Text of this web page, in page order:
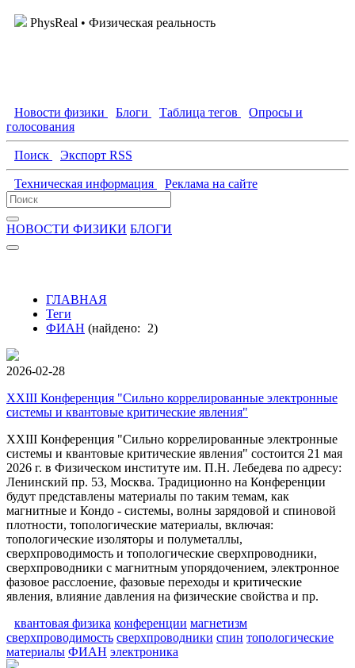
PhysReal • Физическая реальность
Новости физики Блоги Таблица тегов
Опросы и
голосования
Поиск Экспорт RSS
Техническая информация Реклама на сайте
НОВОСТИ ФИЗИКИ БЛОГИ
ГЛАВНАЯ
Теги
ФИАН (найдено: 2)
2026-02-28
XXIII Конференция "Сильно коррелированные электронные
системы и квантовые критические явления"
XXIII Конференция "Сильно коррелированные электронные
системы и квантовые критические явления" состоится 21 мая
2026 г. в Физическом институте им. П.Н. Лебедева по адресу:
Ленинский пр. 53, Москва. Традиционно на Конференции
будут представлены материалы по таким темам, как
магнитные и Кондо - системы, волны зарядовой и спиновой
плотности, топологические материалы, включая:
топологические изоляторы и полуметаллы,
сверхпроводимость и топологические сверхпроводники,
сверхпроводники с магнитным упорядочением, электронное
фазовое расслоение, фазовые переходы и критические
явления, влияние давления на физические свойства и пр.
квантовая физика конференции магнетизм
сверхпроводимость сверхпроводники спин топологические
материалы ФИАН электроника